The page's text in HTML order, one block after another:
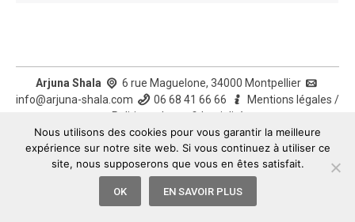
Arjuna Shala
6 rue Maguelone, 34000 Montpellier
info@arjuna-shala.com
06 68 41 66 66 Mentions légales /
Politique de confidentialité
Nous utilisons des cookies pour vous garantir la meilleure
expérience sur notre site web. Si vous continuez à utiliser ce
site, nous supposerons que vous en êtes satisfait.
OK EN SAVOIR PLUS